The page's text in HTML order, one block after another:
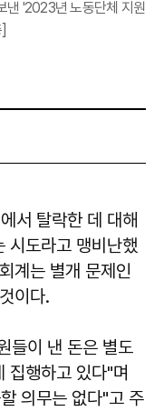
낸 '2023년 노동단체 지원
서 탈락한 데 대해
시도라고 맹비난했
계는 별개 문제인
이다.
들이 낸 돈은 별도
집행하고 있다"며
의무는 없다"고 주